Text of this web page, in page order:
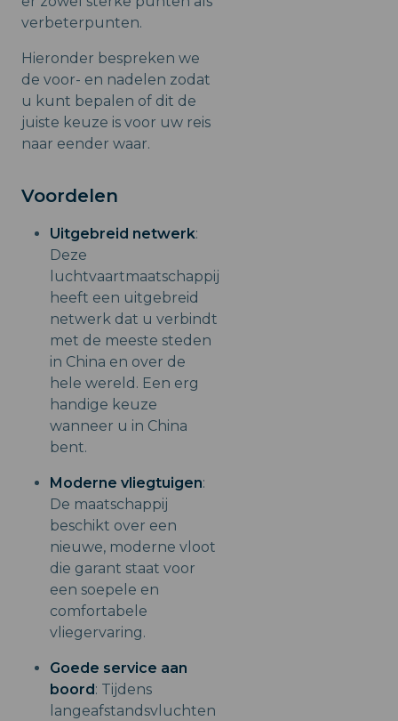
verbeterpunten.
Hieronder bespreken we
de voor- en nadelen zodat
u kunt bepalen of dit de
juiste keuze is voor uw reis
naar eender waar.
Voordelen
Uitgebreid netwerk:
Deze
luchtvaartmaatschappij
heeft een uitgebreid
netwerk dat u verbindt
met de meeste steden
in China en over de
hele wereld. Een erg
handige keuze
wanneer u in China
bent.
Moderne vliegtuigen:
De maatschappij
beschikt over een
nieuwe, moderne vloot
die garant staat voor
een soepele en
comfortabele
vliegervaring.
Goede service aan
boord: Tijdens
langeafstandsvluchten